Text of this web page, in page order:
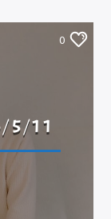
0
5/11